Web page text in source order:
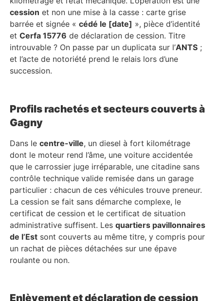
cession et non une mise à la casse : carte grise
barrée et signée « cédé le [date] », pièce d’identité
et Cerfa 15776 de déclaration de cession. Titre
introuvable ? On passe par un duplicata sur l’ANTS ;
et l’acte de notoriété prend le relais lors d’une
succession.
Profils rachetés et secteurs couverts à
Gagny
Dans le centre-ville, un diesel à fort kilométrage
dont le moteur rend l’âme, une voiture accidentée
que le carrossier juge irréparable, une citadine sans
contrôle technique valide remisée dans un garage
particulier : chacun de ces véhicules trouve preneur.
La cession se fait sans démarche complexe, le
certificat de cession et le certificat de situation
administrative suffisent. Les quartiers pavillonnaires
de l’Est sont couverts au même titre, y compris pour
un rachat de pièces détachées sur une épave
roulante ou non.
Enlèvement et déclaration de cession